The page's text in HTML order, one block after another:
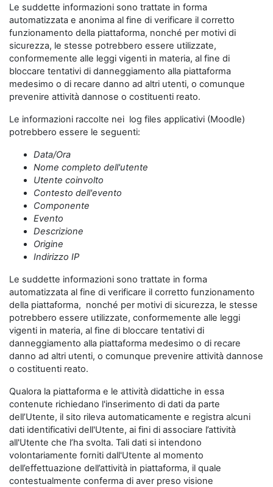
Le suddette informazioni sono trattate in forma
automatizzata e anonima al fine di verificare il corretto
funzionamento della piattaforma, nonché per motivi di
sicurezza, le stesse potrebbero essere utilizzate,
conformemente alle leggi vigenti in materia, al fine di
bloccare tentativi di danneggiamento alla piattaforma
medesimo o di recare danno ad altri utenti, o comunque
prevenire attività dannose o costituenti reato.
Le informazioni raccolte nei log files applicativi (Moodle)
potrebbero essere le seguenti:
Data/Ora
Nome completo dell'utente
Utente coinvolto
Contesto dell'evento
Componente
Evento
Descrizione
Origine
Indirizzo IP
Le suddette informazioni sono trattate in forma
automatizzata al fine di verificare il corretto funzionamento
della piattaforma, nonché per motivi di sicurezza, le stesse
potrebbero essere utilizzate, conformemente alle leggi
vigenti in materia, al fine di bloccare tentativi di
danneggiamento alla piattaforma medesimo o di recare
danno ad altri utenti, o comunque prevenire attività dannose
o costituenti reato.
Qualora la piattaforma e le attività didattiche in essa
contenute richiedano l'inserimento di dati da parte
dell’Utente, il sito rileva automaticamente e registra alcuni
dati identificativi dell'Utente, ai fini di associare l’attività
all'Utente che l’ha svolta. Tali dati si intendono
volontariamente forniti dall'Utente al momento
dell’effettuazione dell’attività in piattaforma, il quale
contestualmente conferma di aver preso visione